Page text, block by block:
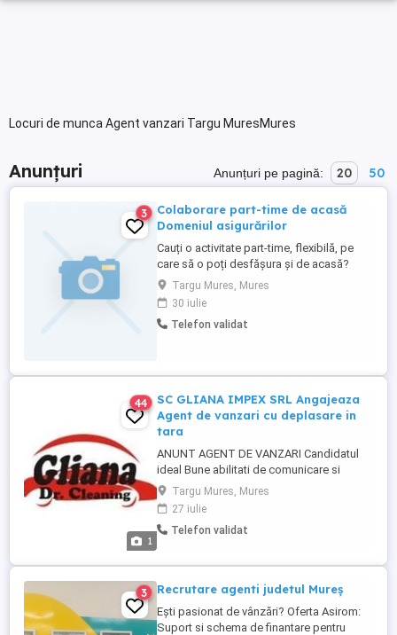
Locuri de munca Agent vanzari Targu MuresMures
Anunțuri Anunțuri pe pagină: 20 50
3
Colaborare part-time de acasă
Domeniul asigurărilor
Cauți o activitate part-time, flexibilă, pe
care să o poți desfășura și de acasă?
Căutăm persoane dinamice, comunicative
și dornice să învețe un domeniu nou,
pentru colaborare în domeniul brokerajului
de asigurări. Activitatea este potrivită
Targu Mures, Mures
30 iulie
Telefon validat
1
44
SC GLIANA IMPEX SRL Angajeaza
Agent de vanzari cu deplasare in
tara
ANUNT AGENT DE VANZARI Candidatul
ideal Bune abilitati de comunicare si
adaptare. Disponibilitate pentru o
activitate preponderent de teren. Orientat
spre atingerea rezultatelor dorite. Studii
medii. Permis conducere Categoria B .
smartphone ,PC (excel, ...
Targu Mures, Mures
27 iulie
Telefon validat
3 Recrutare agenti judetul Mureș
Ești pasionat de vânzări? Oferta Asirom:
Suport si schema de finantare pentru